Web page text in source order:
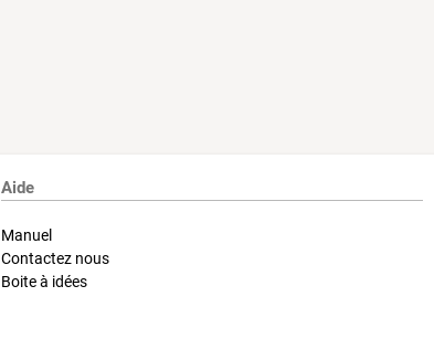
Aide
Manuel
Contactez nous
Boite à idées